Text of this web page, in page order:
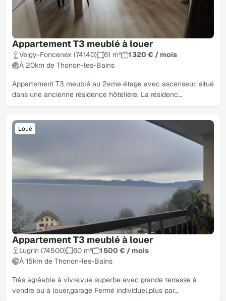
Appartement T3 meublé à louer
Veigy-Foncenex (74140) 61 m²
1 320 € / mois
À 20km de Thonon-les-Bains
Appartement T3 meublé au 2eme étage avec ascenseur. situé
dans une ancienne résidence hôtelière, La résidenc…
Appartement T3 meublé à louer
Loué
Lugrin (74500) 60 m²
1 500 € / mois
À 15km de Thonon-les-Bains
Très agréable à vivre,vue superbe avec grande terrasse à
vendre ou à louer,garage Fermé individuel,plus par…